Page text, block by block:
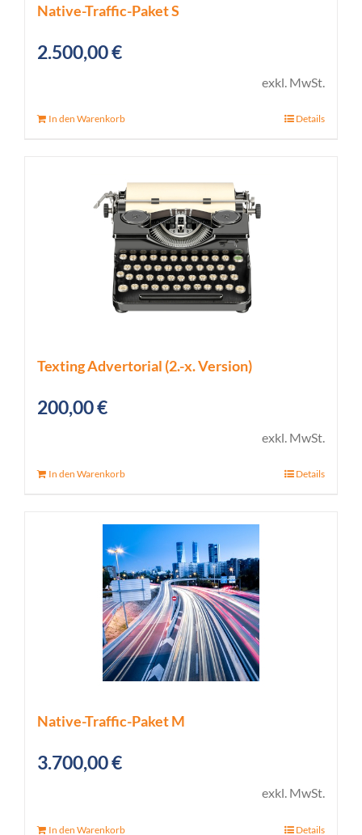
Native-Traffic-Paket S
2.500,00€
exkl. MwSt.
In den Warenkorb Details
Texting Advertorial (2.-x. Version)
200,00€
exkl. MwSt.
In den Warenkorb Details
Native-Traffic-Paket M
3.700,00€
exkl. MwSt.
In den Warenkorb Details